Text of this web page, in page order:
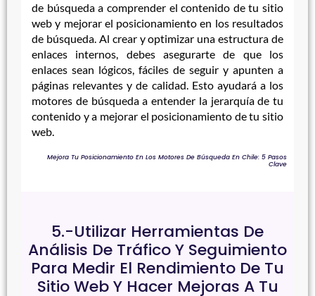
de búsqueda a comprender el contenido de tu sitio
web y mejorar el posicionamiento en los resultados
de búsqueda. Al crear y optimizar una estructura de
enlaces internos, debes asegurarte de que los
enlaces sean lógicos, fáciles de seguir y apunten a
páginas relevantes y de calidad. Esto ayudará a los
motores de búsqueda a entender la jerarquía de tu
contenido y a mejorar el posicionamiento de tu sitio
web.
Mejora Tu Posicionamiento En Los Motores De Búsqueda En Chile: 5 Pasos
Clave
5.-Utilizar Herramientas De
Análisis De Tráfico Y Seguimiento
Para Medir El Rendimiento De Tu
Sitio Web Y Hacer Mejoras A Tu